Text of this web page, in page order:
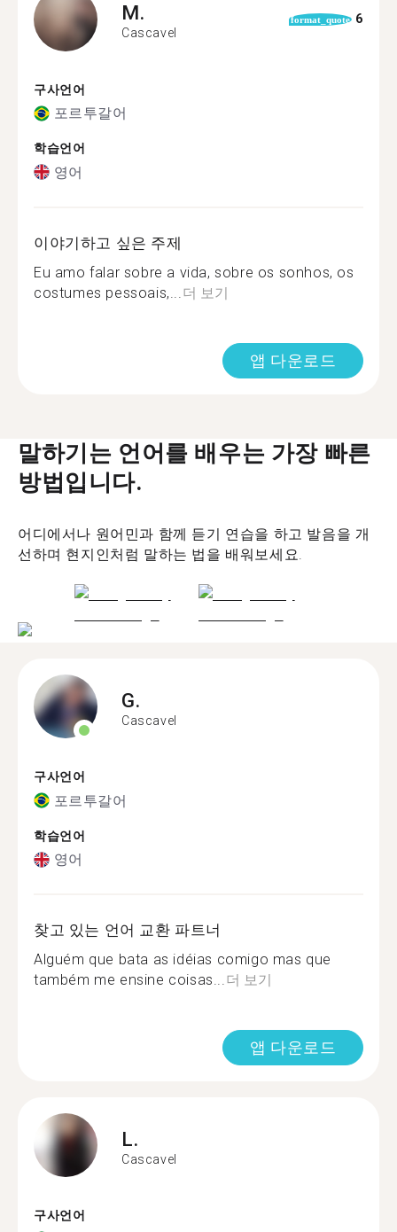
M.
Cascavel
format_quote 6
구사언어
포르투갈어
학습언어
영어
이야기하고 싶은 주제
Eu amo falar sobre a vida, sobre os sonhos, os
costumes pessoais,... 더 보기
앱 다운로드
말하기는 언어를 배우는 가장 빠른
방법입니다.
어디에서나 원어민과 함께 듣기 연습을 하고 발음을 개
선하며 현지인처럼 말하는 법을 배워보세요.
G.
Cascavel
구사언어
포르투갈어
학습언어
영어
찾고 있는 언어 교환 파트너
Alguém que bata as idéias comigo mas que
também me ensine coisas...더 보기
앱 다운로드
L.
Cascavel
구사언어